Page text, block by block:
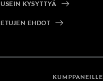
USEIN KYSYTTYÄ
ETUJEN EHDOT
KUMPPANEILLE